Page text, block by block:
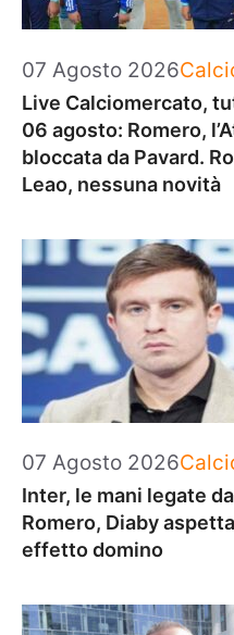
07 Agosto 2026
Live Calciomercato,
06 agosto: Romero,
bloccata da Pavard.
Leao, nessuna novità
07 Agosto 2026
Inter, le mani legate
Romero, Diaby
effetto domino